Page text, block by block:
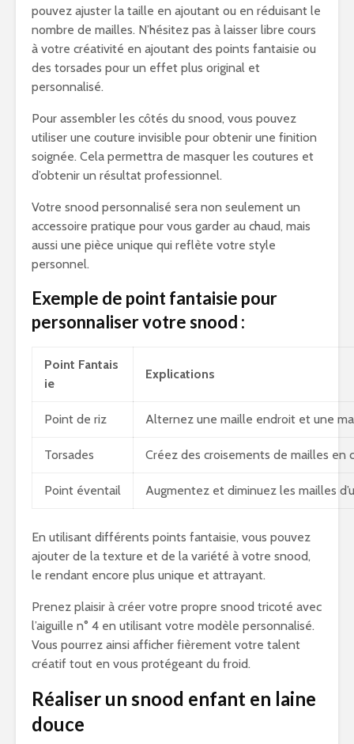
pouvez ajuster la taille en ajoutant ou en réduisant le
nombre de mailles. N’hésitez pas à laisser libre cours
à votre créativité en ajoutant des points fantaisie ou
des torsades pour un effet plus original et
personnalisé.
Pour assembler les côtés du snood, vous pouvez
utiliser une couture invisible pour obtenir une finition
soignée. Cela permettra de masquer les coutures et
d’obtenir un résultat professionnel.
Votre snood personnalisé sera non seulement un
accessoire pratique pour vous garder au chaud, mais
aussi une pièce unique qui reflète votre style
personnel.
Exemple de point fantaisie pour
personnaliser votre snood :
Point Fantais
ie
Explications
Point de riz Alternez une maille endroit et une
Torsades Créez des croisements de mailles en
Point éventail Augmentez et diminuez les mailles
En utilisant différents points fantaisie, vous pouvez
ajouter de la texture et de la variété à votre snood,
le rendant encore plus unique et attrayant.
Prenez plaisir à créer votre propre snood tricoté avec
l’aiguille n° 4 en utilisant votre modèle personnalisé.
Vous pourrez ainsi afficher fièrement votre talent
créatif tout en vous protégeant du froid.
Réaliser un snood enfant en laine
douce